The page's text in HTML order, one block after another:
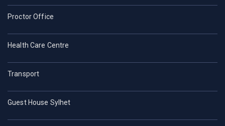
Proctor Office
Health Care Centre
Transport
Guest House Sylhet